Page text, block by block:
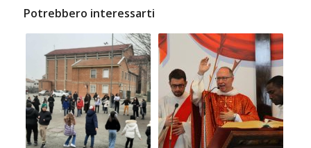
Potrebbero interessarti